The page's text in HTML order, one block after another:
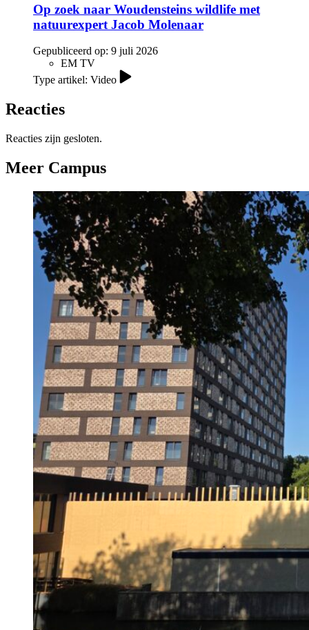
Op zoek naar Woudensteins wildlife met
natuurexpert Jacob Molenaar
Gepubliceerd op: 9 juli 2026
EM TV
Type artikel: Video
Reacties
Reacties zijn gesloten.
Meer Campus